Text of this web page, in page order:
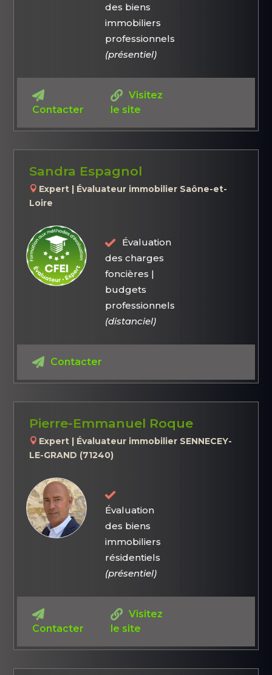
des biens
immobiliers
professionnels
(présentiel)
Contacter
Visitez
le site
Sandra Espagnol
Expert | Évaluateur immobilier Saône-et-
Loire
Évaluation
des charges
foncières |
budgets
professionnels
(distanciel)
Contacter
Pierre-Emmanuel Roque
Expert | Évaluateur immobilier SENNECEY-
LE-GRAND (71240)
Évaluation
des biens
immobiliers
résidentiels
(présentiel)
Contacter
Visitez
le site